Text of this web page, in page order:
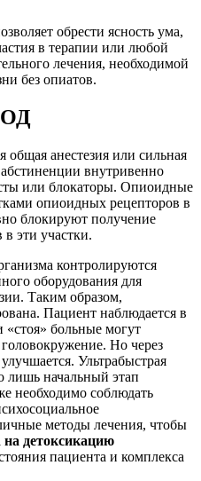
обрести ясность ума,
в терапии или любой
лечения, необходимой
без опиатов.
общая анестезия или сильная
внутривенно
или блокаторы. Опиоидные
опиоидных рецепторов в
блокируют получение
эти участки.
контролируются
оборудования для
Таким образом,
Пациент наблюдается в
больные могут
Но через
Ультрабыстрая
лишь начальный этап
необходимо соблюдать
методы лечения, чтобы
на детоксикацию
пациента и комплекса